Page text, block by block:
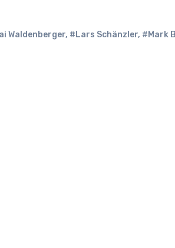
Waldenberger, #Lars Schänzler, #Mark